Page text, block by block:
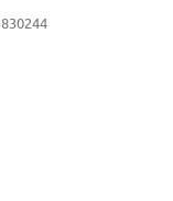
830244